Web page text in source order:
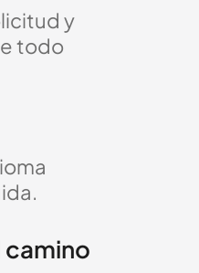
y
todo
camino